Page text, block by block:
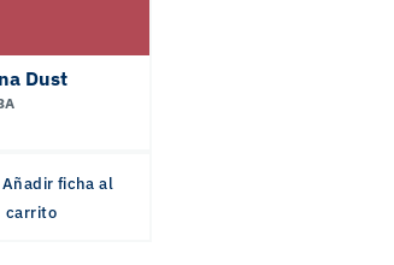
Dust
Añadir ficha al
carrito